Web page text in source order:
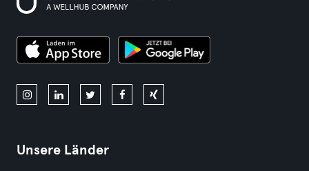
Unsere Länder